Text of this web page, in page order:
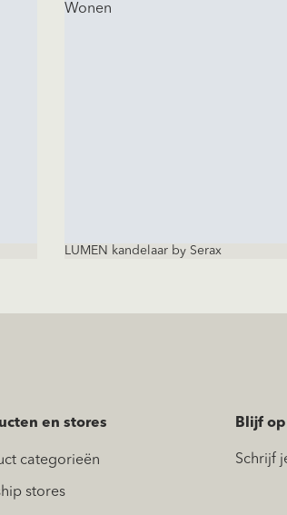
Wonen
LUMEN kandelaar by Serax
en stores
categorieën
stores
Blijf
Schrijf